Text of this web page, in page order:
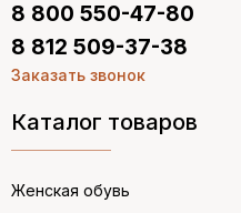
Каталог товаров
Женская обувь
8 800 550-47-80
8 812 509-37-38
Заказать звонок